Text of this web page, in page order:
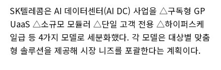
SK텔레콤은 AI 데이터센터(AI DC) 사업을 △구독형 GP
UaaS △소규모 모듈러 △단일 고객 전용 △하이퍼스케
일급 등 4가지 모델로 세분화했다. 각 모델은 대상별 맞춤
형 솔루션을 제공해 시장 니즈를 포괄한다는 계획이다.